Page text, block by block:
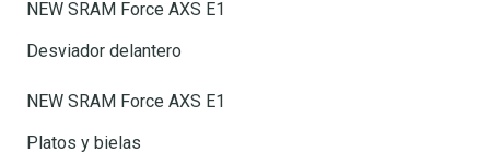
NEW SRAM Force AXS E1
Desviador delantero
NEW SRAM Force AXS E1
Platos y bielas